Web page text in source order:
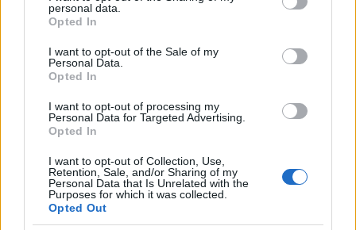
grant or deny consent to Google and its third-party tags to
use your data for below specified purposes in below Google
consent section.
personal data.
Opted In
I want to opt-out of the Sale of my
Personal Data.
Opted In
I want to opt-out of processing my
Personal Data for Targeted Advertising.
Opted In
I want to opt-out of Collection, Use,
Retention, Sale, and/or Sharing of my
Personal Data that Is Unrelated with the
Purposes for which it was collected.
Opted Out
Glam-tipp: ha biztosra akarsz menni, tegyél a ceruza
tetejére egy tetszőleges színű szemhéjpúdert, amivel
még jobban lefixálod, így naphosszat mozdulatlan
marad!
Letisztult elegancia
Lehet, hogy közhely, de igaz: mindenki úgy szép,
ahogy van, a nude trendvonal pedig ezt a tényt
kívánja megerősíteni. Persze ez nem azt jelenti,
hogy nem használunk sminket, hanem azt, hogy a
sminket úgy használjuk, hogy az mások számára